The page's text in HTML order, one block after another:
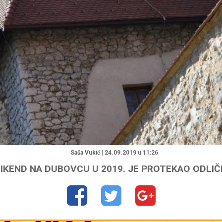
"
Saša Vukić | 24.09.2019 u 11:26
NA DUBOVCU U 2019. JE PROTEKAO